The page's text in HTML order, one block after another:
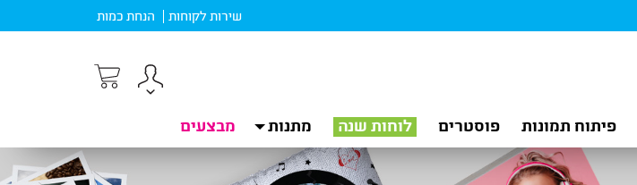
שירות לקוחות הנחת כמות
פיתוח תמונות פוסטרים לוחות שנה מתנות מבצעים